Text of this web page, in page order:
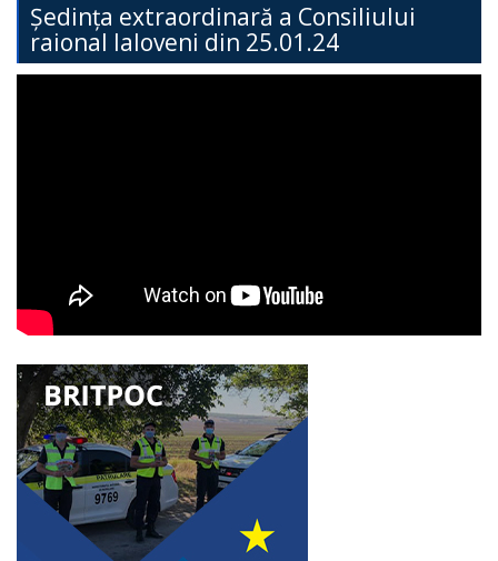
Ședința extraordinară a Consiliului
raional Ialoveni din 25.01.24